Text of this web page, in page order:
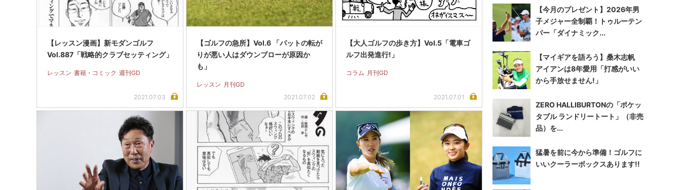
【レッスン漫画】新モダンゴルフ
Vol.887「戦略的クラブセッティング」
レッスン 書籍・コミック 週刊GD
2021.07.03
【ゴルフの急所】Vol.6 「パットの転が
りが悪い人はダウンブローが原因か
も」
レッスン 月刊GD
2021.07.02
【大人ゴルフの歩き方】Vol.5「電車ゴ
ルフ出発進行!」
コラム 月刊GD
2021.07.01
【今月のプレゼント】2026年男
子メジャー全制覇！トゥルーテン
パー「ダイナミック...
【マイギアを語ろう】桑木志帆
アイアンは8年愛用「打感がいい
から手放せません!」
ZERO HALLIBURTONの「ポケッ
タブル ランドリートート」（非売
品）を...
猛暑を前に今から準備！ゴルフに
いいクーラーボックスあります!!